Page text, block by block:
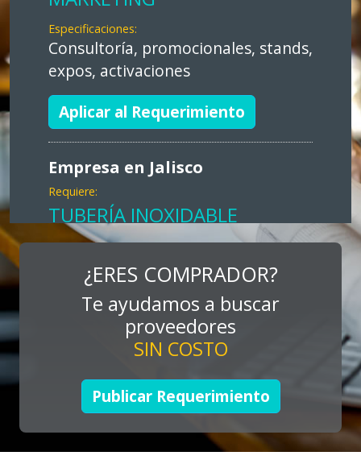
Especificaciones:
Consultoría, promocionales, stands,
expos, activaciones
Aplicar al Requerimiento
Empresa en Jalisco
Requiere:
TUBERÍA INOXIDABLE
Especificaciones:
cualquiera
Aplicar al Requerimiento
Empresa en Jalisco
Requiere:
LOGÍSTICA DE CARGA LLAVE
EN MANO
¿ERES COMPRADOR?
Te ayudamos a buscar
proveedores
SIN COSTO
Publicar Requerimiento